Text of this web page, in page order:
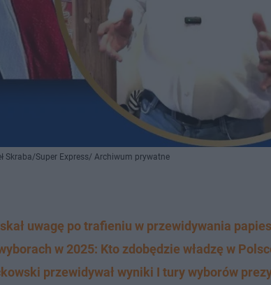
Skraba/Super Express/ Archiwum prywatne
uwagę po trafieniu w przewidywania
w 2025: Kto zdobędzie władzę w
przewidywał wyniki I tury wyborów